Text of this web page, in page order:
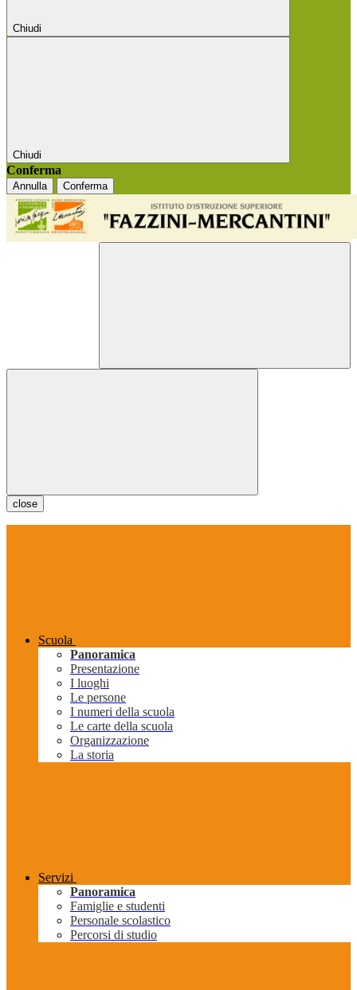
Chiudi
Chiudi
Conferma
Annulla Conferma
close
Scuola
Panoramica
Presentazione
I luoghi
Le persone
I numeri della scuola
Le carte della scuola
Organizzazione
La storia
Servizi
Panoramica
Famiglie e studenti
Personale scolastico
Percorsi di studio